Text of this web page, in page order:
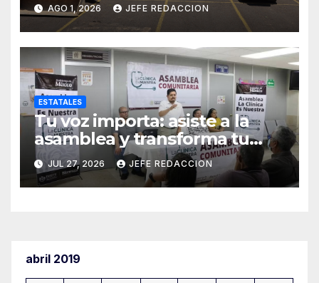
Interinstitucionales
AGO 1, 2026 JEFE REDACCION
ESTATALES
Tu voz importa: asiste a la
asamblea y transforma tu
clínica del IMSS-Bienestar
JUL 27, 2026 JEFE REDACCION
abril 2019